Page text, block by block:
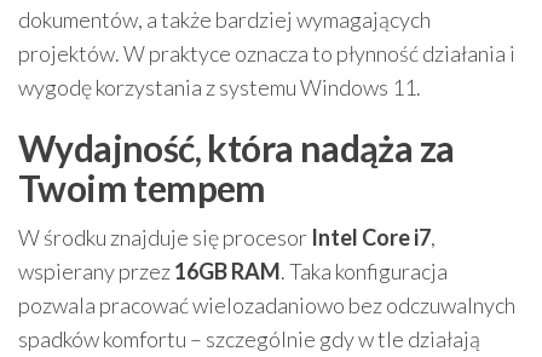
dokumentów, a także bardziej wymagających
projektów. W praktyce oznacza to płynność działania i
wygodę korzystania z systemu Windows 11.
Wydajność, która nadąża za
Twoim tempem
W środku znajduje się procesor Intel Core i7,
wspierany przez16GB RAM. Taka konfiguracja
pozwala pracować wielozadaniowo bez odczuwalnych
spadków komfortu – szczególnie gdy w tle działają